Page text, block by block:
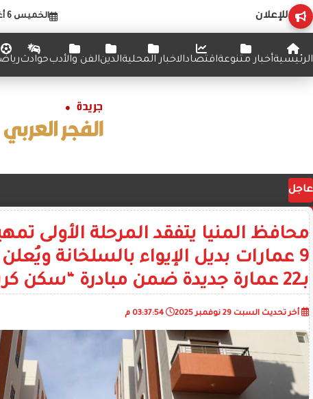
للإعلان الخميس 6 أغسطس 2026
الرئيسيةأخبار متنوعةاقتصادالاخبار المحليةالدينالفن والأدبحوادث
عاجل
محافظ المنيا يتفقد المرحلة الأولى
9 عمارات بديل الإيواء بالسلخانة
بـ22 عمارة جديدة ضمن مبادرة “سكن كريم”
أخر تحديث السبت 29 نوفمبر 2025